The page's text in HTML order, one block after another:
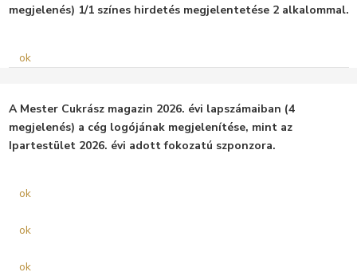
megjelenés) 1/1 színes hirdetés megjelentetése 2 alkalommal.
ok
A Mester Cukrász magazin 2026. évi lapszámaiban (4
megjelenés) a cég logójának megjelenítése, mint az
Ipartestület 2026. évi adott fokozatú szponzora.
ok
ok
ok